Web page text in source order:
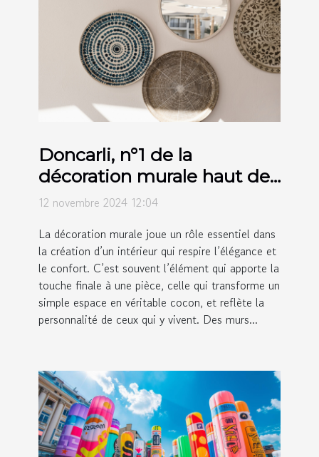
Doncarli, n°1 de la
décoration murale haut de
gamme
12 novembre 2024 12:04
La décoration murale joue un rôle essentiel dans
la création d’un intérieur qui respire l’élégance et
le confort. C’est souvent l’élément qui apporte la
touche finale à une pièce, celle qui transforme un
simple espace en véritable cocon, et reflète la
personnalité de ceux qui y vivent. Des murs...